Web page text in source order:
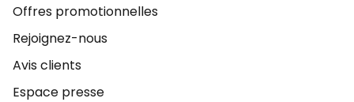
Offres promotionnelles
Rejoignez-nous
Avis clients
Espace presse